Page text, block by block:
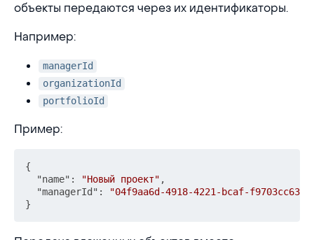
объекты передаются через их идентификаторы.
Например:
managerId
organizationId
portfolioId
Пример:
{
"name" : "Новый проект" ,
"managerId" :
"04f9aa6d-4918-4221-bcaf-
}